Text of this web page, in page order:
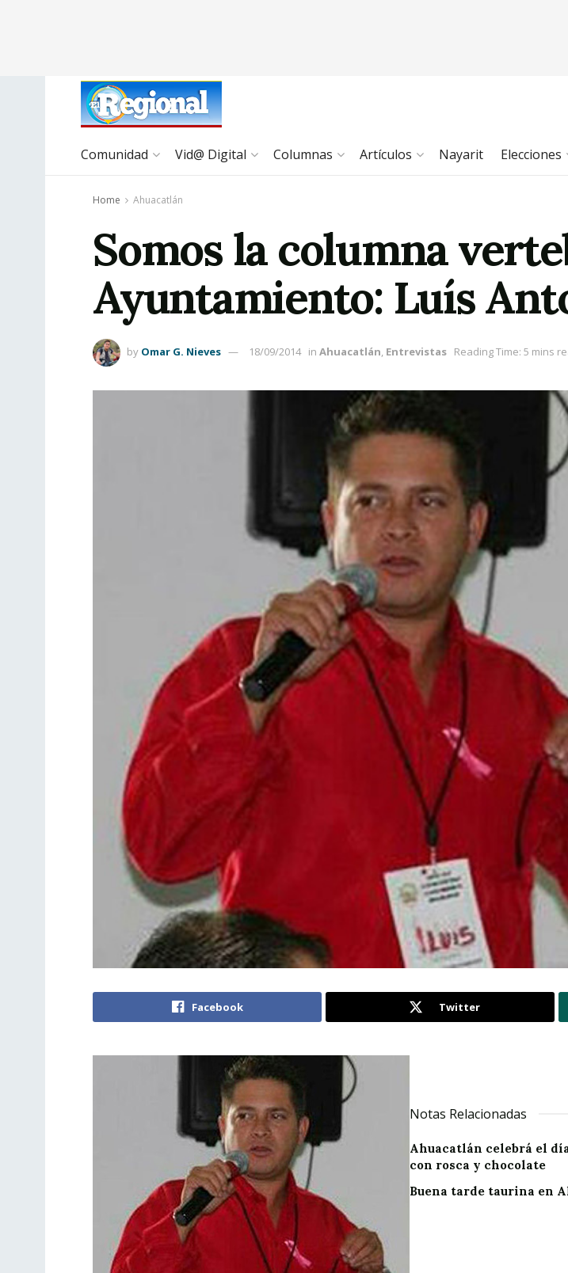
Comunidad Vid@ Digital Columnas Artículos Nayarit Elecciones
Home Ahuacatlán
Somos la columna
Ayuntamiento: Luís
by Omar G. Nieves 18/09/2014 in Ahuacatlán, Entrevistas Reading Time: 5 mins
Facebook Twitter
Notas Relacionadas
Ahuacatlán celebrá el
con rosca y chocolate
Buena tarde taurina en